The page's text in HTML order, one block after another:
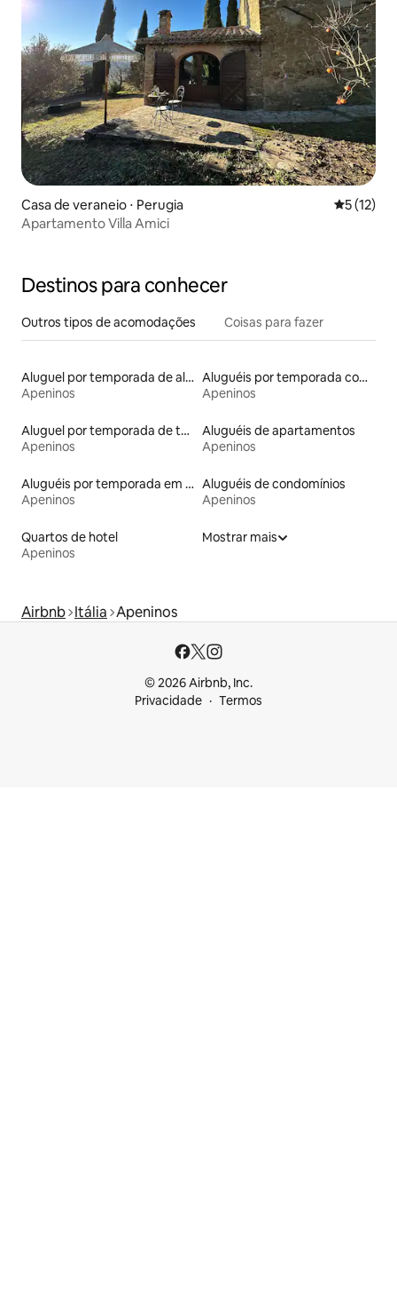
Casa de veraneio ⋅ Perugia 5 de uma
5 (12)
Apartamento Villa Amici
Destinos para conhecer
Outros tipos de acomodações Coisas para fazer
Aluguel por temporada de alojamentos ecológicos
Apeninos
Aluguéis por temporada com acesso à praia
Apeninos
Aluguel por temporada de torres
Apeninos
Aluguéis de apartamentos
Apeninos
Aluguéis por temporada em acampamentos
Apeninos
Aluguéis de condomínios
Apeninos
Quartos de hotel
Apeninos
Mostrar mais
Airbnb Itália Apeninos
© 2026 Airbnb, Inc.
Privacidade
Termos